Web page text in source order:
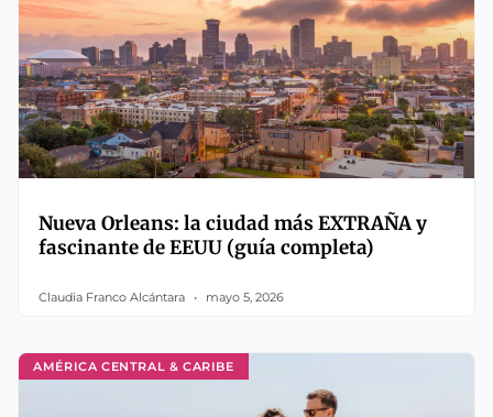
Nueva Orleans: la ciudad más EXTRAÑA y
fascinante de EEUU (guía completa)
Claudia Franco Alcántara mayo 5, 2026
AMÉRICA CENTRAL & CARIBE